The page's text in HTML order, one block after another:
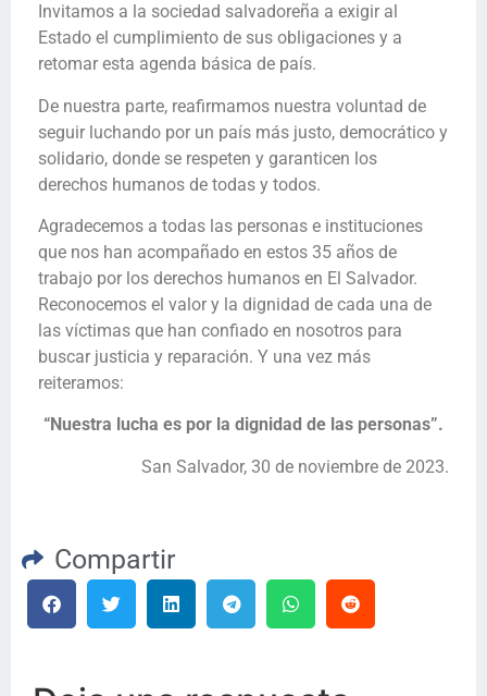
Invitamos a la sociedad salvadoreña a exigir al
Estado el cumplimiento de sus obligaciones y a
retomar esta agenda básica de país.
De nuestra parte, reafirmamos nuestra voluntad de
seguir luchando por un país más justo, democrático y
solidario, donde se respeten y garanticen los
derechos humanos de todas y todos.
Agradecemos a todas las personas e instituciones
que nos han acompañado en estos 35 años de
trabajo por los derechos humanos en El Salvador.
Reconocemos el valor y la dignidad de cada una de
las víctimas que han confiado en nosotros para
buscar justicia y reparación. Y una vez más
reiteramos:
“Nuestra lucha es por la dignidad de las personas”.
San Salvador, 30 de noviembre de 2023.
Compartir